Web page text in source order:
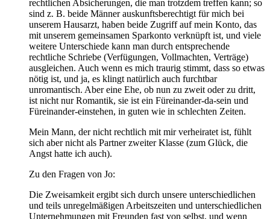
rechtlichen Absicherungen, die man trotzdem treffen kann; so
sind z. B. beide Männer auskunftsberechtigt für mich bei
unserem Hausarzt, haben beide Zugriff auf mein Konto, das
mit unserem gemeinsamen Sparkonto verknüpft ist, und viele
weitere Unterschiede kann man durch entsprechende
rechtliche Schriebe (Verfügungen, Vollmachten, Verträge)
ausgleichen. Auch wenn es mich traurig stimmt, dass so etwas
nötig ist, und ja, es klingt natürlich auch furchtbar
unromantisch. Aber eine Ehe, ob nun zu zweit oder zu dritt,
ist nicht nur Romantik, sie ist ein Füreinander-da-sein und
Füreinander-einstehen, in guten wie in schlechten Zeiten.
Mein Mann, der nicht rechtlich mit mir verheiratet ist, fühlt
sich aber nicht als Partner zweiter Klasse (zum Glück, die
Angst hatte ich auch).
Zu den Fragen von Jo:
Die Zweisamkeit ergibt sich durch unsere unterschiedlichen
und teils unregelmäßigen Arbeitszeiten und unterschiedlichen
Unternehmungen mit Freunden fast von selbst, und wenn